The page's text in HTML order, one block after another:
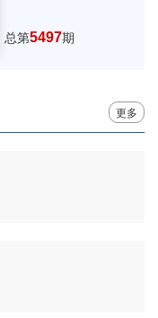
总第5497期
更多